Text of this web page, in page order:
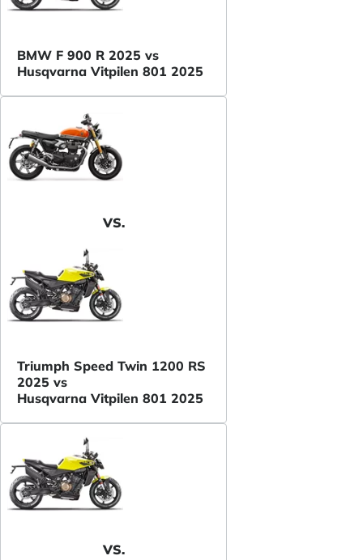
BMW F 900 R 2025 vs
Husqvarna Vitpilen 801 2025
VS.
Triumph Speed Twin 1200 RS
2025 vs
Husqvarna Vitpilen 801 2025
VS.